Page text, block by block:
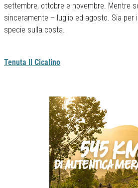
settembre, ottobre e novembre. Mentre
sinceramente – luglio ed agosto. Sia per
specie sulla costa.
Tenuta Il Cicalino
Previous